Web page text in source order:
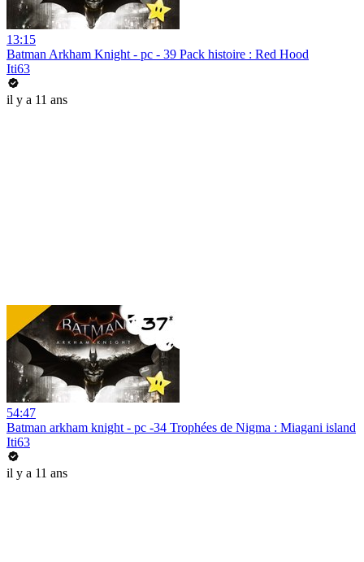
13:15
Batman Arkham Knight - pc - 39 Pack histoire : Red Hood
Iti63
il y a 11 ans
54:47
Batman arkham knight - pc -34 Trophées de Nigma : Miagani island
Iti63
il y a 11 ans